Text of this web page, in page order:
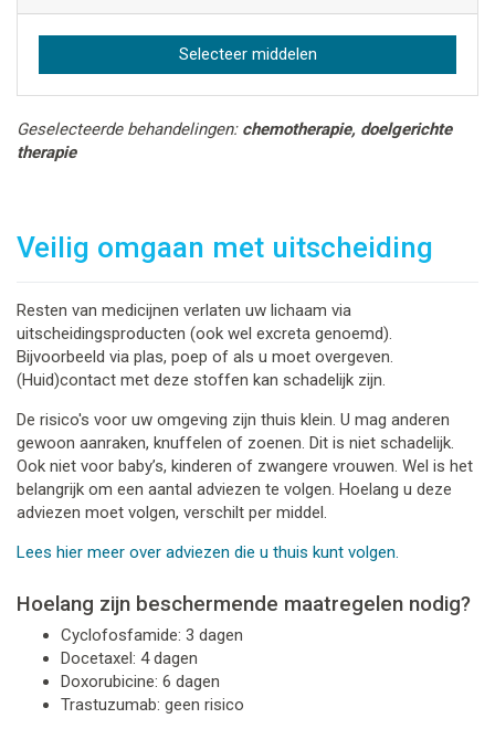
Geselecteerde behandelingen: chemotherapie, doelgerichte
therapie
Veilig omgaan met uitscheiding
Resten van medicijnen verlaten uw lichaam via
uitscheidingsproducten (ook wel excreta genoemd).
Bijvoorbeeld via plas, poep of als u moet overgeven.
(Huid)contact met deze stoffen kan schadelijk zijn.
De risico's voor uw omgeving zijn thuis klein. U mag anderen
gewoon aanraken, knuffelen of zoenen. Dit is niet schadelijk.
Ook niet voor baby’s, kinderen of zwangere vrouwen. Wel is het
belangrijk om een aantal adviezen te volgen. Hoelang u deze
adviezen moet volgen, verschilt per middel.
Lees hier meer over adviezen die u thuis kunt volgen.
Hoelang zijn beschermende maatregelen nodig?
Cyclofosfamide: 3 dagen
Docetaxel: 4 dagen
Doxorubicine: 6 dagen
Trastuzumab: geen risico
Selecteer middelen